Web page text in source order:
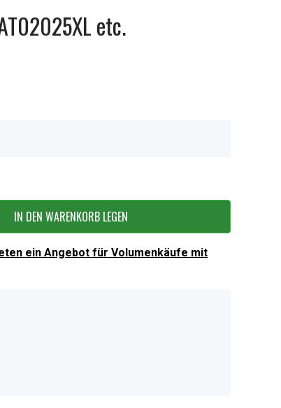
etc.
IN DEN WARENKORB LEGEN
ein Angebot für Volumenkäufe mit